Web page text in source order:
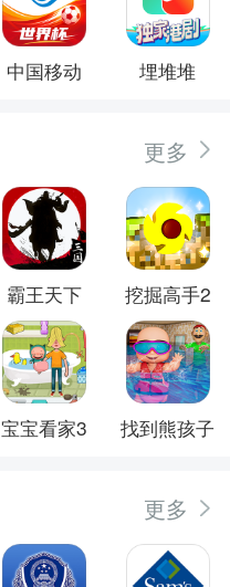
中国移动 埋堆堆
更多
霸王天下 挖掘高手2
宝宝看家3 找到熊孩子
更多